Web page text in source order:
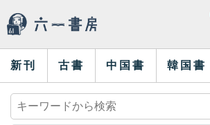
新刊 古書 中国書 韓国書